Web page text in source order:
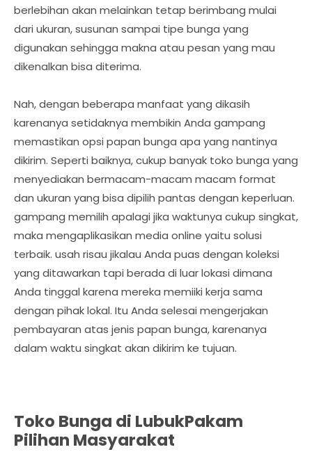
berlebihan akan melainkan tetap berimbang mulai
dari ukuran, susunan sampai tipe bunga yang
digunakan sehingga makna atau pesan yang mau
dikenalkan bisa diterima.
Nah, dengan beberapa manfaat yang dikasih
karenanya setidaknya membikin Anda gampang
memastikan opsi papan bunga apa yang nantinya
dikirim. Seperti baiknya, cukup banyak toko bunga yang
menyediakan bermacam-macam macam format
dan ukuran yang bisa dipilih pantas dengan keperluan.
gampang memilih apalagi jika waktunya cukup singkat,
maka mengaplikasikan media online yaitu solusi
terbaik. usah risau jikalau Anda puas dengan koleksi
yang ditawarkan tapi berada di luar lokasi dimana
Anda tinggal karena mereka memiiki kerja sama
dengan pihak lokal. Itu Anda selesai mengerjakan
pembayaran atas jenis papan bunga, karenanya
dalam waktu singkat akan dikirim ke tujuan.
Toko Bunga di LubukPakam
Pilihan Masyarakat